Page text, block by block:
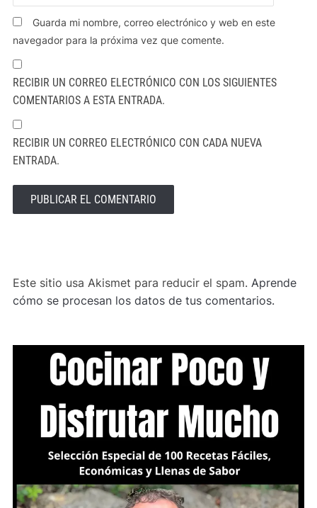
Guarda mi nombre, correo electrónico y web en este
navegador para la próxima vez que comente.
RECIBIR UN CORREO ELECTRÓNICO CON LOS SIGUIENTES
COMENTARIOS A ESTA ENTRADA.
RECIBIR UN CORREO ELECTRÓNICO CON CADA NUEVA
ENTRADA.
Este sitio usa Akismet para reducir el spam. Aprende
cómo se procesan los datos de tus comentarios.